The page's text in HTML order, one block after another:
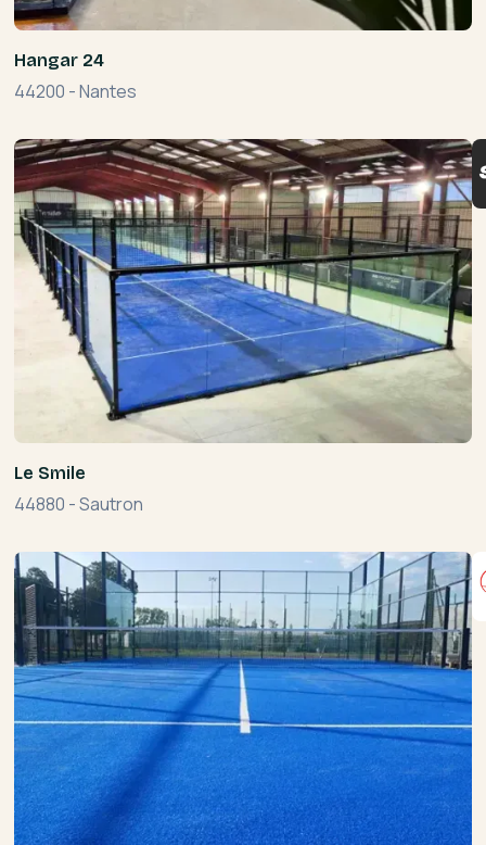
Hangar 24
44200 -Nantes
Le Smile
44880 -Sautron